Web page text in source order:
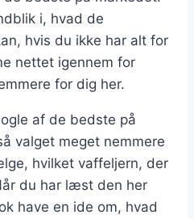
i, hvad de
hvis du ikke har alt for
nettet igennem for
for dig her.
af de bedste på
valget meget nemmere
hvilket vaffeljern, der
du har læst den her
have en ide om, hvad